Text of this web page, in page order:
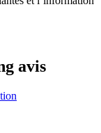
avis